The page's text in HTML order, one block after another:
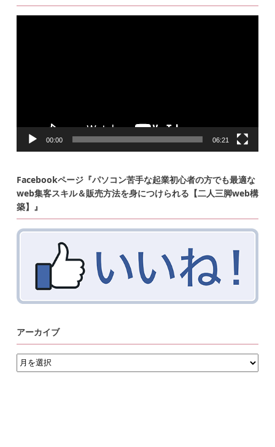
動
00:00 06:21
Facebookページ『パソコン苦手な起業初心者の方でも最適な
web集客スキル＆販売方法を身につけられる【二人三脚web構
築】』
アーカイブ
ア
ー
カ